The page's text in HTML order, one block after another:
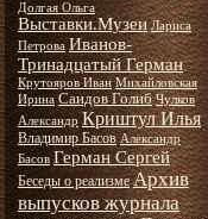
Долгая Ольга
Выставки.Музеи Лариса
Петрова Иванов-
Тринадцатый Герман
Крутояров Иван Михайловская
Ирина Саидов Голиб Чулков
Александр Криштул Илья
Владимир Басов Александр
Басов Герман Сергей
Беседы о реализме Архив
выпусков журнала